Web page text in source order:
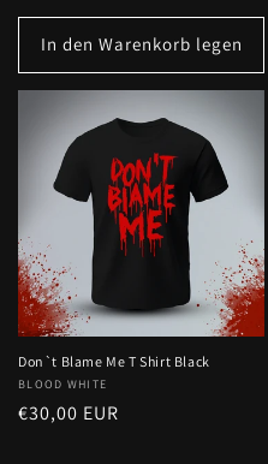
Preis
In den Warenkorb legen
Don`t Blame Me T Shirt Black
Anbieter:
BLOOD WHITE
Normaler
€30,00 EUR